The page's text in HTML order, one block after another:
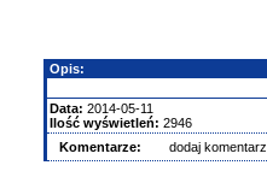
Opis:
Data: 2014-05-11
Ilość wyświetleń: 2946
Komentarze:
dodaj komentarz